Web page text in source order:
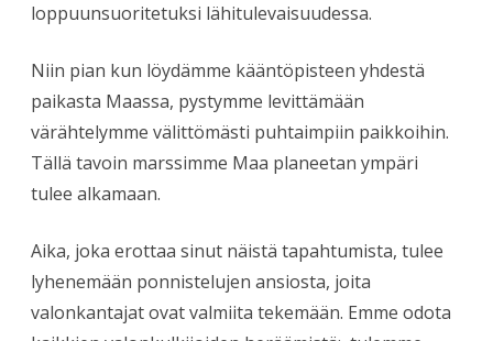
loppuunsuoritetuksi lähitulevaisuudessa.
Niin pian kun löydämme kääntöpisteen yhdestä
paikasta Maassa, pystymme levittämään
värähtelymme välittömästi puhtaimpiin paikkoihin.
Tällä tavoin marssimme Maa planeetan ympäri
tulee alkamaan.
Aika, joka erottaa sinut näistä tapahtumista, tulee
lyhenemään ponnistelujen ansiosta, joita
valonkantajat ovat valmiita tekemään. Emme odota